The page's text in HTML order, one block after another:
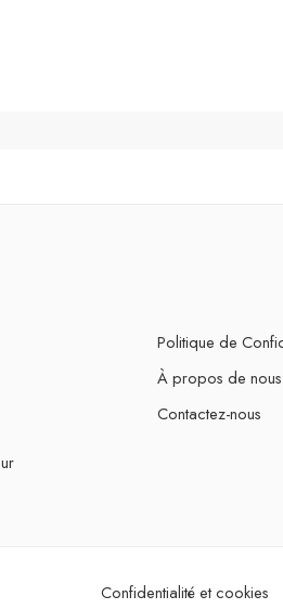
Politique de
À propos de nous
Contactez-nous
Confidentialité et cookies